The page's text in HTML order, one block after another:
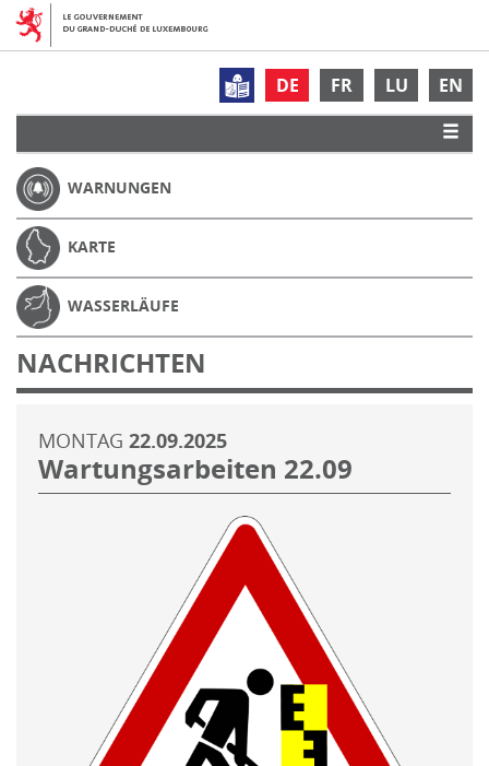
DE FR LU EN
WARNUNGEN
KARTE
WASSERLÄUFE
NACHRICHTEN
MONTAG 22.09.2025
Wartungsarbeiten 22.09